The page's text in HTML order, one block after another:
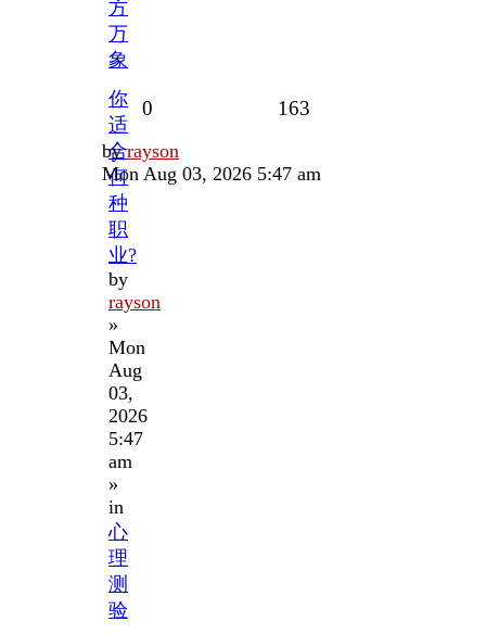
方
万
象
你
适
合
何
种
职
业?
by
rayson
»
Mon
Aug
03,
2026
5:47
am
»
in
心
理
测
验
0 163
Last
post
byrayson
Mon Aug 03, 2026 5:47 am